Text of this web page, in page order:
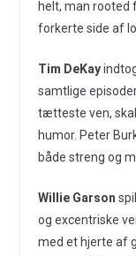
helt, man rooted
forkerte side af
Tim DeKay
samtlige
tætteste ven,
humor. Peter
både streng og
Willie Garson
og excentriske
med et hjerte af